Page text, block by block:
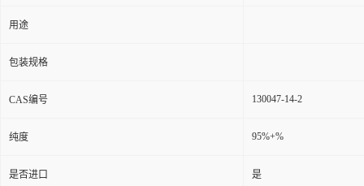
用途
包装规格
CAS编号 130047-14-2
纯度 95%+%
是否进口 是